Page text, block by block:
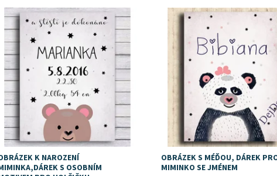
Dostupnost: Skladem
K NAROZENÍ
S OSOBNÍM
Dostupnost: Skladem
OBRÁZEK S MÉĎOU, DÁREK
MIMINKO SE JMÉNEM